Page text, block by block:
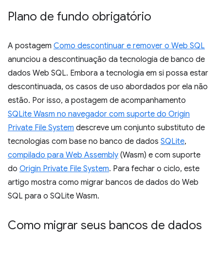
Plano de fundo obrigatório
A postagem Como descontinuar e remover o Web SQL
anunciou a descontinuação da tecnologia de banco de
dados Web SQL. Embora a tecnologia em si possa estar
descontinuada, os casos de uso abordados por ela não
estão. Por isso, a postagem de acompanhamento
SQLite Wasm no navegador com suporte do Origin
Private File System descreve um conjunto substituto de
tecnologias com base no banco de dados SQLite,
compilado para Web Assembly (Wasm) e com suporte
do Origin Private File System. Para fechar o ciclo, este
artigo mostra como migrar bancos de dados do Web
SQL para o SQLite Wasm.
Como migrar seus bancos de dados